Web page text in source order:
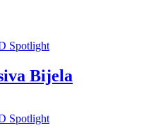
Spotlight
Bijela
Spotlight